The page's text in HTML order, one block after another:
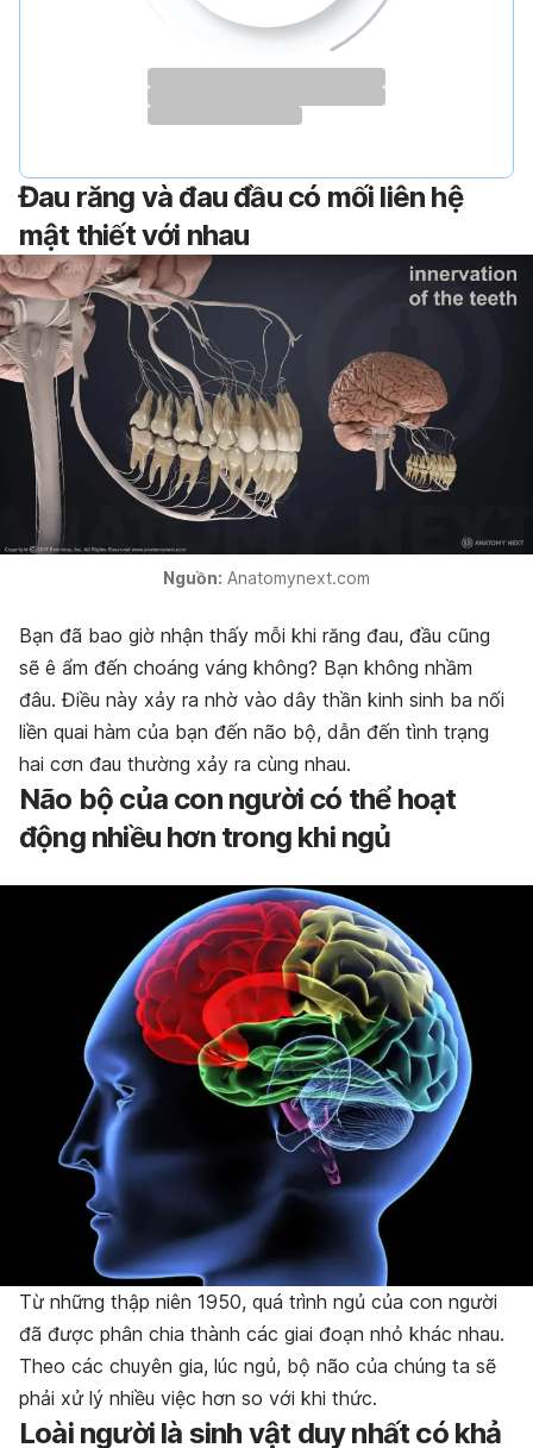
Đau răng và đau đầu có mối liên hệ
mật thiết với nhau
Nguồn: Anatomynext.com
Bạn đã bao giờ nhận thấy mỗi khi răng đau, đầu cũng
sẽ ê ẩm đến choáng váng không? Bạn không nhầm
đâu. Điều này xảy ra nhờ vào dây thần kinh sinh ba nối
liền quai hàm của bạn đến não bộ, dẫn đến tình trạng
hai cơn đau thường xảy ra cùng nhau.
Não bộ của con người có thể hoạt
động nhiều hơn trong khi ngủ
Từ những thập niên 1950, quá trình ngủ của con người
đã được phân chia thành các giai đoạn nhỏ khác nhau.
Theo các chuyên gia, lúc ngủ, bộ não của chúng ta sẽ
phải xử lý nhiều việc hơn so với khi thức.
Loài người là sinh vật duy nhất có khả